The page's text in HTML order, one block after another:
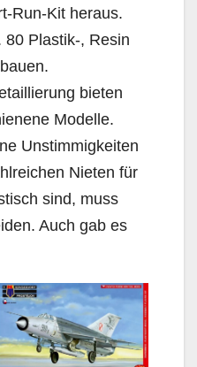
Run-Kit heraus.
80 Plastik-, Resin
bieten
Modelle.
Unstimmigkeiten
Nieten für
sind, muss
Auch gab es